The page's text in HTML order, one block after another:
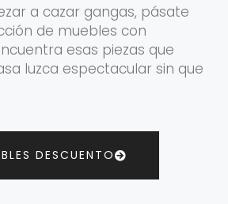
a cazar gangas, pásate
de muebles con
esas piezas que
luzca espectacular sin que
DESCUENTO